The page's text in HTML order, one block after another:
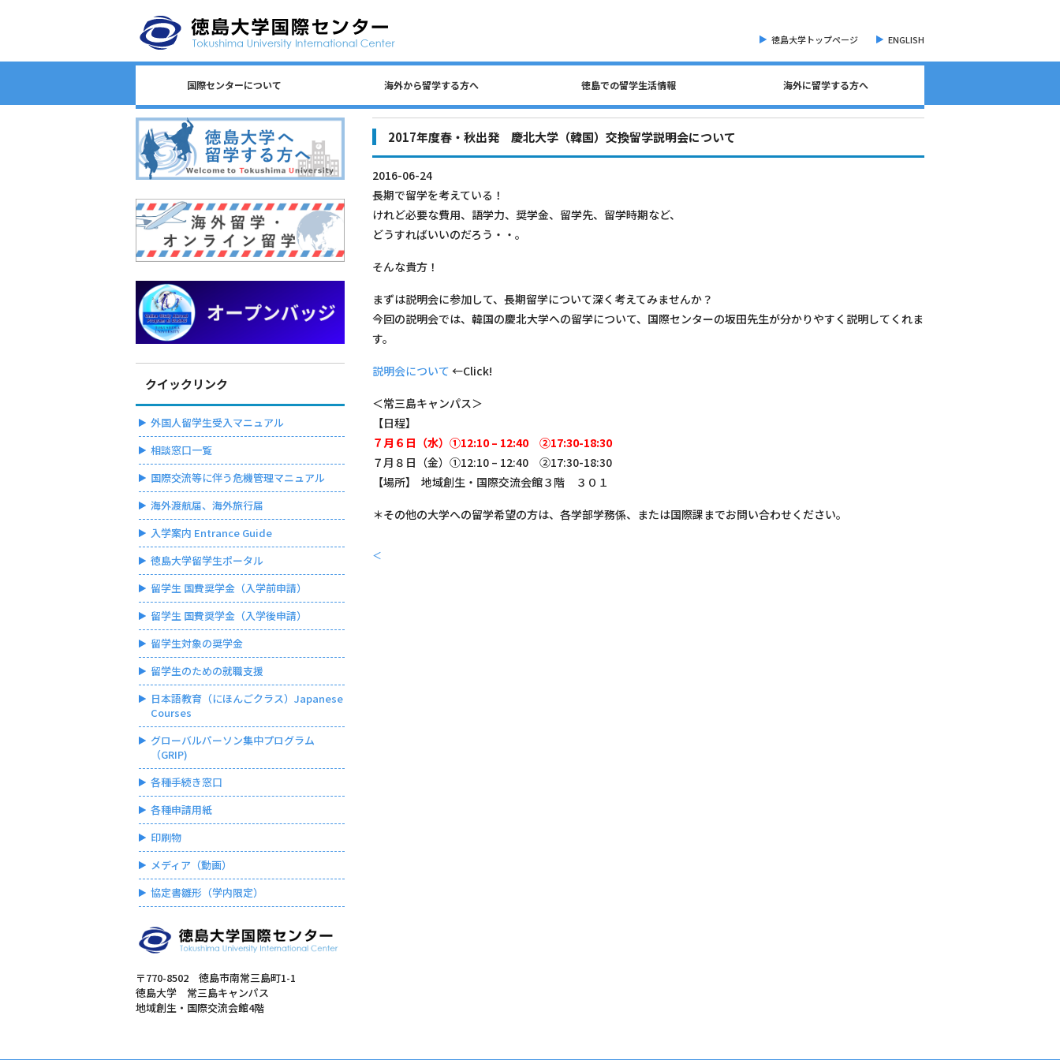
徳島大学トップページ ENGLISH
国際センターについて
国際センターについて
センター長からのごあいさつ
国際センターのロゴについて
沿革
日本語教育/Japanese Program
相談窓口一覧
スタッフ一覧
国際課連絡先
海外から留学する方へ 徳島での留学生活情報 海外に留学する方へ
2017年度春・秋出発 慶北大学（韓国）交換留学説明会について
2016-06-24
長期で留学を考えている！
けれど必要な費用、語学力、奨学金、留学先、留学時期など、
どうすればいいのだろう・・。
そんな貴方！
まずは説明会に参加して、長期留学について深く考えてみませんか？
今回の説明会では、韓国の慶北大学への留学について、国際センターの坂田先生が分かりやすく説明してくれま
す。
説明会について ←Click!
＜常三島キャンパス＞
【日程】
７月６日（水）①12:10 – 12:40 ②17:30-18:30
７月８日（金）①12:10 – 12:40 ②17:30-18:30
【場所】 地域創生・国際交流会館３階 ３０１
＊その他の大学への留学希望の方は、各学部学務係、または国際課までお問い合わせください。
＜
クイックリンク
外国人留学生受入マニュアル
相談窓口一覧
国際交流等に伴う危機管理マニュアル
海外渡航届、海外旅行届
入学案内 Entrance Guide
徳島大学留学生ポータル
留学生 国費奨学金（入学前申請）
留学生 国費奨学金（入学後申請）
留学生対象の奨学金
留学生のための就職支援
日本語教育（にほんごクラス）Japanese
Courses
グローバルパーソン集中プログラム
（GRIP)
各種手続き窓口
各種申請用紙
印刷物
メディア（動画）
協定書雛形（学内限定）
〒770-8502 徳島市南常三島町1-1
徳島大学 常三島キャンパス
地域創生・国際交流会館4階